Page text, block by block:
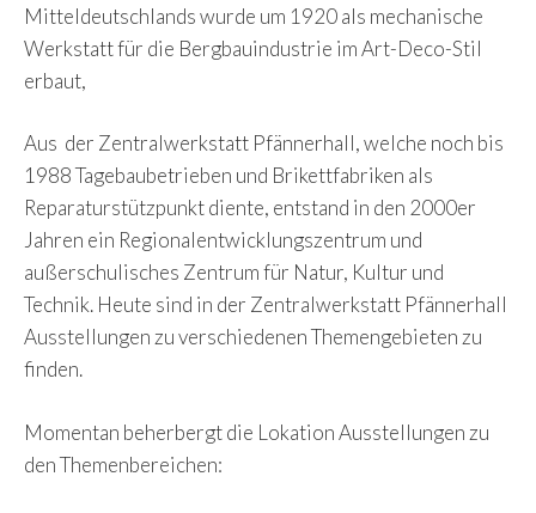
Mitteldeutschlands wurde um 1920 als mechanische
Werkstatt für die Bergbauindustrie im Art-Deco-Stil
erbaut,
Aus der Zentralwerkstatt Pfännerhall, welche noch bis
1988 Tagebaubetrieben und Brikettfabriken als
Reparaturstützpunkt diente, entstand in den 2000er
Jahren ein Regionalentwicklungszentrum und
außerschulisches Zentrum für Natur, Kultur und
Technik. Heute sind in der Zentralwerkstatt Pfännerhall
Ausstellungen zu verschiedenen Themengebieten zu
finden.
Momentan beherbergt die Lokation Ausstellungen zu
den Themenbereichen: